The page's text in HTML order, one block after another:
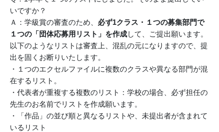
いですか？
Ａ：学級賞の審査のため、 必ず1クラス・１つの募集部門で
１つの「団体応募用リスト」を作成して、ご提出願います。
以下のようなリストは審査上、混乱の元になりますので、提
出を固くお断りいたします。
・１つのエクセルファイルに複数のクラスや異なる部門が混
在するリスト。
・代表者が重複する複数のリスト：学校の場合、必ず担任の
先生のお名前でリストを作成願います。
・「作品」の並び順と異なるリストや、未提出者が含まれて
いるリスト